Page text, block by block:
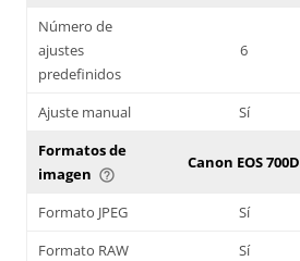
Número de
ajustes
predefinidos
6
Ajuste manual Sí
Formatos de
imagen help_outline
Canon EOS 700D
Formato JPEG Sí
Formato RAW
Sí